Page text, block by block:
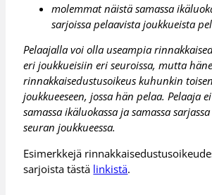
molemmat näistä samassa
sarjoissa pelaavista joukkueista
Pelaajalla voi olla useampia
eri joukkueisiin eri seuroissa, mutta
rinnakkaisedustusoikeus kuhunkin
joukkueeseen, jossa hän pelaa. Pelaaja
samassa ikäluokassa ja samassa
seuran joukkueessa.
Esimerkkejä
sarjoista tästä linkistä.